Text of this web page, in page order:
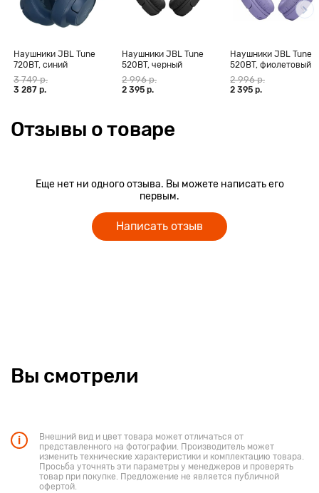
нескольких часов прослушивания, наушники JBL Tune 720BT
складываются в рюкзак, чтобы следовать за вами повсюду.
Наушники JBL Tune
720BT, синий
3 749 р.
3 287 р.
Наушники JBL Tune
520BT, черный
2 996 р.
2 395 р.
Наушники JBL Tune
520BT, фиолетовый
2 996 р.
2 395 р.
Отзывы о товаре
Еще нет ни одного отзыва. Вы можете написать его
первым.
Написать отзыв
Вы смотрели
Внешний вид и цвет товара может отличаться от
представленного на фотографии. Производитель может
изменить технические характеристики и комплектацию товара.
Просьба уточнять эти параметры у менеджеров и проверять
товар при покупке. Предложение не является публичной
офертой.